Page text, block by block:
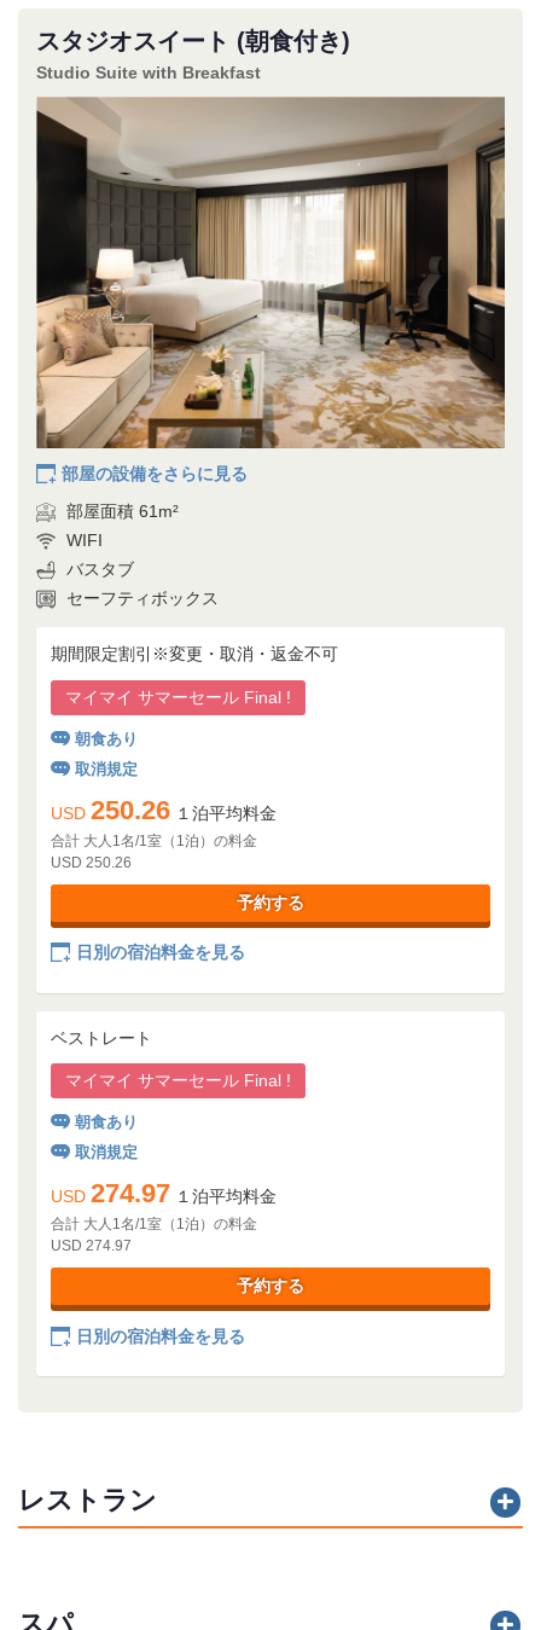
スタジオスイート (朝食付き)
Studio Suite with Breakfast
部屋の設備をさらに見る
部屋面積 61m²
WIFI
バスタブ
セーフティボックス
期間限定割引※変更・取消・返金不可
マイマイ サマーセール Final !
朝食あり
取消規定
USD 250.26 １泊平均料金
合計 大人1名/1室（1泊）の料金
USD 250.26
予約する
日別の宿泊料金を見る
ベストレート
マイマイ サマーセール Final !
朝食あり
取消規定
USD 274.97 １泊平均料金
合計 大人1名/1室（1泊）の料金
USD 274.97
予約する
日別の宿泊料金を見る
レストラン
スパ